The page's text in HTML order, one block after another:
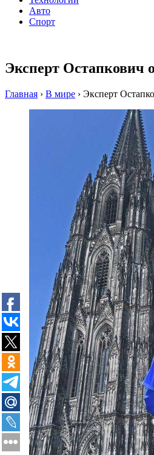
Авто
Спорт
Эксперт Остапкович
Главная › В мире › Эксперт